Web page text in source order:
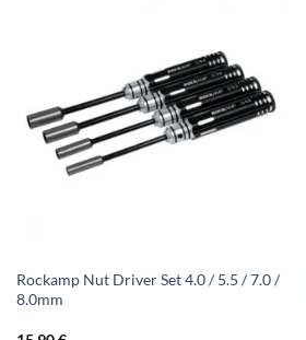
Rockamp Nut Driver Set 4.0 / 5.5 / 7.0 /
8.0mm